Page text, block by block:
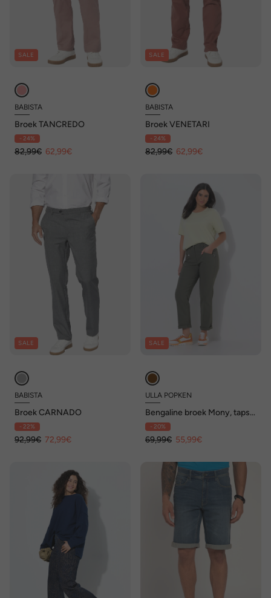
SALE
BABISTA
Broek TANCREDO
- 24%
82,99€ 62,99€
SALE
BABISTA
Broek VENETARI
- 24%
82,99€ 62,99€
SALE
BABISTA
Broek CARNADO
- 22%
92,99€ 72,99€
SALE
ULLA POPKEN
Bengaline broek Mony, taps
toelopende pijpen, ritszakken
- 20%
69,99€ 55,99€